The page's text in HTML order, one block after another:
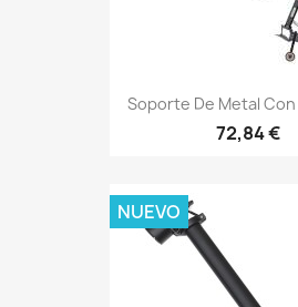
Soporte De Metal Con
72,84 €
NUEVO